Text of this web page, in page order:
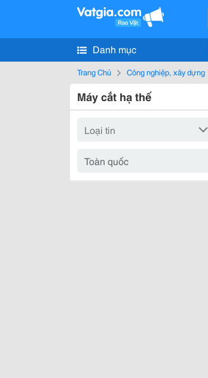
Danh mục
Trang Chủ Công nghiệp, xây dựng
Máy cắt hạ thế